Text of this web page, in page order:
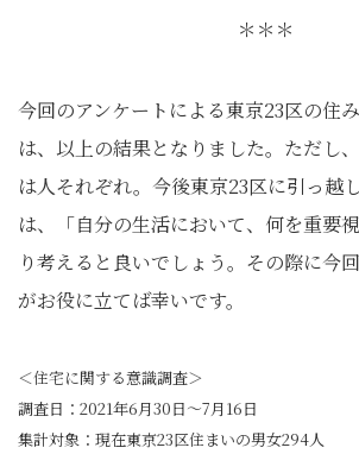
＊＊＊
今回のアンケートによる東京23区の住
は、以上の結果となりました。ただし
は人それぞれ。今後東京23区に引っ越
は、「自分の生活において、何を重要
り考えると良いでしょう。その際に今
がお役に立てば幸いです。
＜住宅に関する意識調査＞
調査日：2021年6月30日～7月16日
集計対象：現在東京23区住まいの男女294人